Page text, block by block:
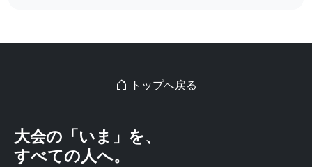
トップへ戻る
大会の「いま」を、
すべての人へ。